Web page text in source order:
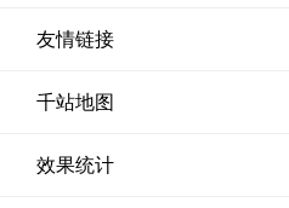
友情链接
千站地图
效果统计